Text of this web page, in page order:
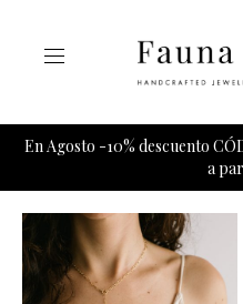
En Agosto -10% descuento
a